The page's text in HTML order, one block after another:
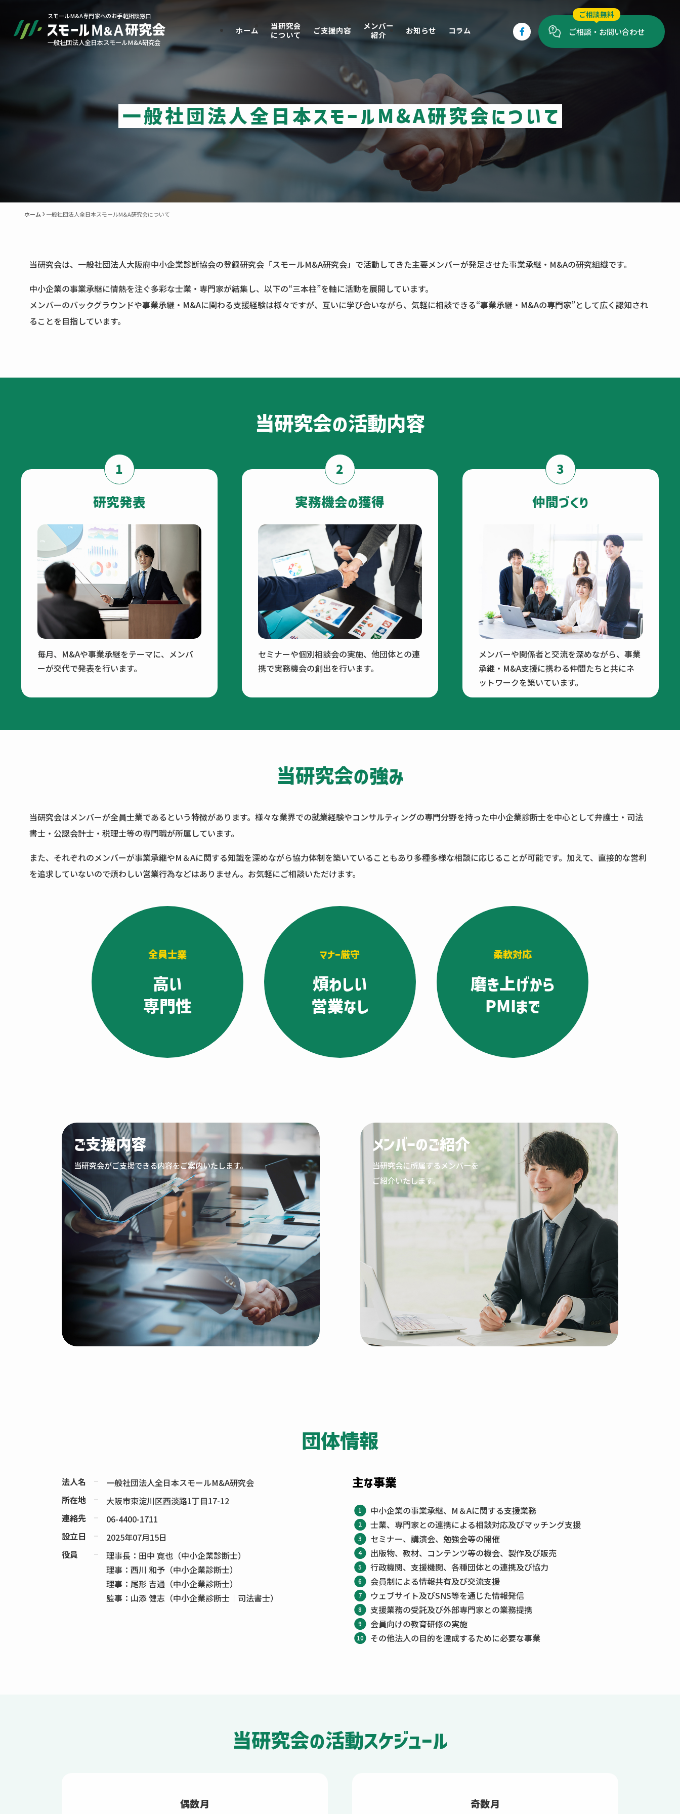
スモールM&A専門家へのお手軽相談窓口
一般社団法人全日本スモールM&A研究会
ホーム
当研究会
について
ご支援内容
メンバー
紹介
お知らせ コラム
ご相談無料
ご相談・お問い合わせ
一般社団法人全日本スモールM&A研究会について
ホーム 一般社団法人全日本スモールM&A研究会について
当研究会は、一般社団法人大阪府中小企業診断協会の登録研究会「スモールM&A研究会」で活動してきた主要メンバーが発足させた事業承継・M&Aの研究組織です。
中小企業の事業承継に情熱を注ぐ多彩な士業・専門家が結集し、以下の“三本柱”を軸に活動を展開しています。
メンバーのバックグラウンドや事業承継・M&Aに関わる支援経験は様々ですが、互いに学び合いながら、気軽に相談できる“事業承継・M&Aの専門家”として広く認知され
ることを目指しています。
当研究会の活動内容
1
研究発表
毎月、M&Aや事業承継をテーマに、メンバ
ーが交代で発表を行います。
2
実務機会の獲得
セミナーや個別相談会の実施、他団体との連
携で実務機会の創出を行います。
3
仲間づくり
メンバーや関係者と交流を深めながら、事業
承継・M&A支援に携わる仲間たちと共にネ
ットワークを築いています。
当研究会の強み
当研究会はメンバーが全員士業であるという特徴があります。様々な業界での就業経験やコンサルティングの専門分野を持った中小企業診断士を中心として弁護士・司法
書士・公認会計士・税理士等の専門職が所属しています。
また、それぞれのメンバーが事業承継やM＆Aに関する知識を深めながら協力体制を築いていることもあり多種多様な相談に応じることが可能です。加えて、直接的な営利
を追求していないので煩わしい営業行為などはありません。お気軽にご相談いただけます。
全員士業
高い
専門性
マナー厳守
煩わしい
営業なし
柔軟対応
磨き上げから
PMIまで
ご支援内容
当研究会がご支援できる内容をご案内いたします。
メンバーのご紹介
当研究会に所属するメンバーを
ご紹介いたします。
団体情報
法人名
一般社団法人全日本スモールM&A研究会
所在地
大阪市東淀川区西淡路1丁目17-12
連絡先
06-4400-1711
設立日
2025年07月15日
役員
理事長：田中 寛也（中小企業診断士）
理事：西川 和予（中小企業診断士）
理事：尾形 吉通（中小企業診断士）
監事：山添 健志（中小企業診断士｜司法書士）
主な事業
中小企業の事業承継、M＆Aに関する支援業務
士業、専門家との連携による相談対応及びマッチング支援
セミナー、講演会、勉強会等の開催
出版物、教材、コンテンツ等の機会、製作及び販売
行政機関、支援機関、各種団体との連携及び協力
会員制による情報共有及び交流支援
ウェブサイト及びSNS等を通じた情報発信
支援業務の受託及び外部専門家との業務提携
会員向けの教育研修の実施
その他法人の目的を達成するために必要な事業
当研究会の活動スケジュール
偶数月 奇数月